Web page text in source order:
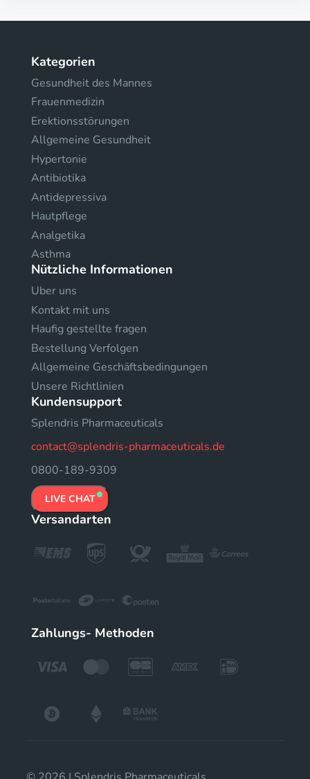
Kategorien
Gesundheit des Mannes
Frauenmedizin
Erektionsstörungen
Allgemeine Gesundheit
Hypertonie
Antibiotika
Antidepressiva
Hautpflege
Analgetika
Asthma
Nützliche Informationen
Uber uns
Kontakt mit uns
Haufig gestellte fragen
Bestellung Verfolgen
Allgemeine Geschäftsbedingungen
Unsere Richtlinien
Kundensupport
Splendris Pharmaceuticals
contact@splendris-pharmaceuticals.de
0800-189-9309
LIVE CHAT
Versandarten
Zahlungs- Methoden